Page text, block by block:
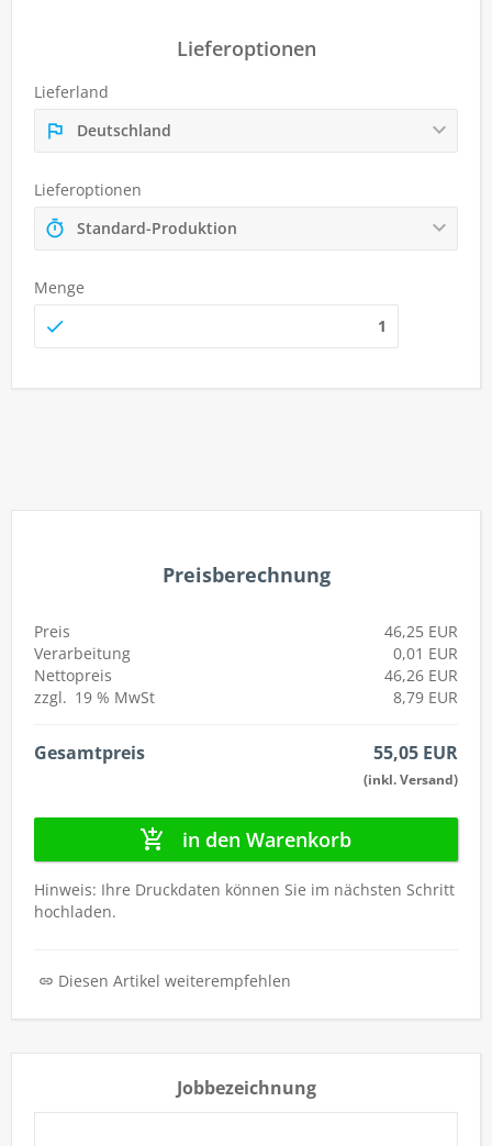
Lieferoptionen
Lieferland
Deutschland
Lieferoptionen
Standard-Produktion
Menge
Preisberechnung
Preis
46,25 EUR
Verarbeitung
0,01 EUR
Nettopreis
46,26 EUR
zzgl. 19 % MwSt 8,79 EUR
Gesamtpreis 55,05 EUR
(inkl. Versand)
in den Warenkorb
Hinweis: Ihre Druckdaten können Sie im nächsten Schritt
hochladen.
Diesen Artikel weiterempfehlen
Jobbezeichnung